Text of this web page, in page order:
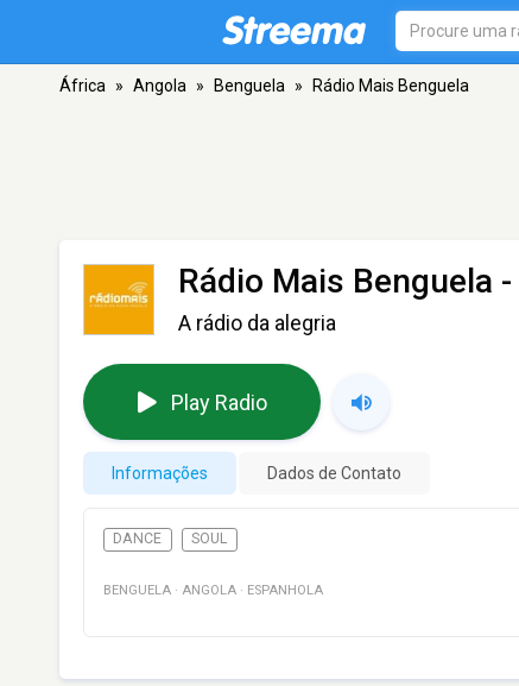
África » Angola » Benguela » Rádio Mais Benguela
Rádio Mais Benguela
A rádio da alegria
Play Radio
Informações Dados de Contato
DANCE SOUL
BENGUELA · ANGOLA · ESPANHOLA